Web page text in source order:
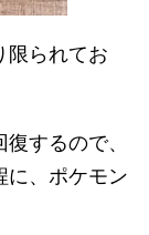
限られてお
するので、
に、ポケモン